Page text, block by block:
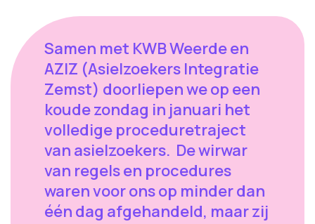
Samen met KWB Weerde en
AZIZ (Asielzoekers Integratie
Zemst) doorliepen we op een
koude zondag in januari het
volledige proceduretraject
van asielzoekers. De wirwar
van regels en procedures
waren voor ons op minder dan
één dag afgehandeld, maar zij